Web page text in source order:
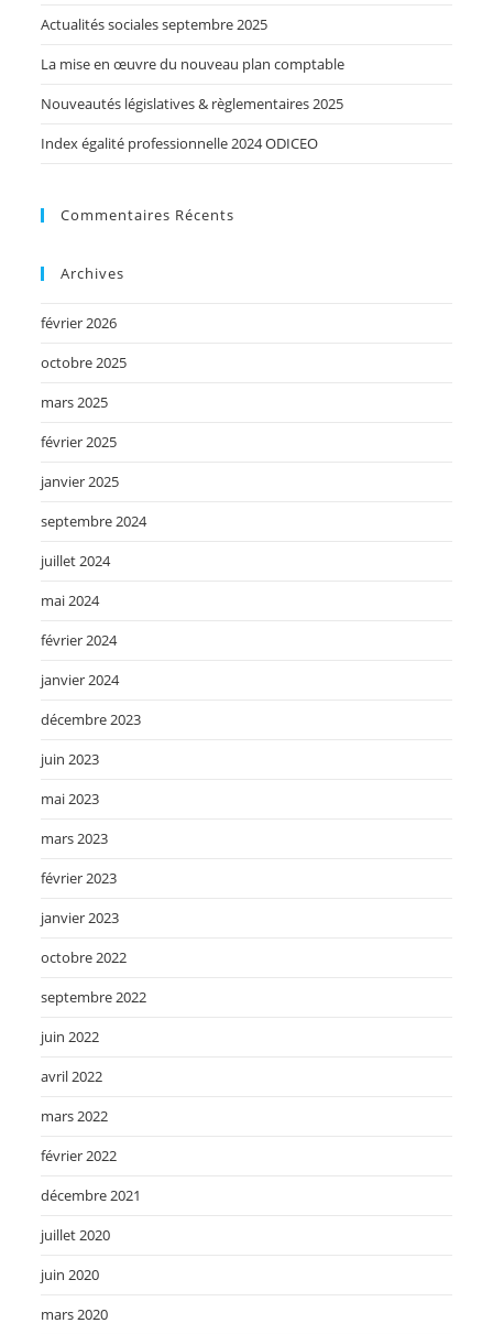
Actualités sociales septembre 2025
La mise en œuvre du nouveau plan comptable
Nouveautés législatives & règlementaires 2025
Index égalité professionnelle 2024 ODICEO
Commentaires Récents
Archives
février 2026
octobre 2025
mars 2025
février 2025
janvier 2025
septembre 2024
juillet 2024
mai 2024
février 2024
janvier 2024
décembre 2023
juin 2023
mai 2023
mars 2023
février 2023
janvier 2023
octobre 2022
septembre 2022
juin 2022
avril 2022
mars 2022
février 2022
décembre 2021
juillet 2020
juin 2020
mars 2020